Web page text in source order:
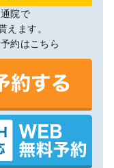
院で
えます。
約はこちら